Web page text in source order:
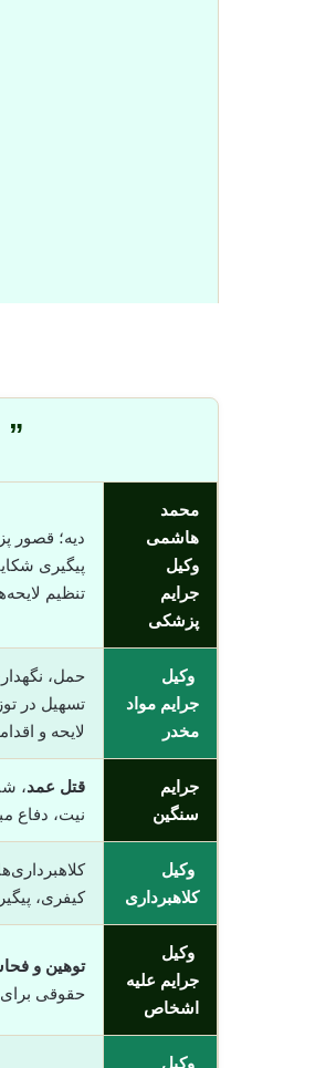
محمد
هاشمی
وکیل
جرایم
پزشکی
دیه؛ قصور
پیگیری
تنظیم
وکیل
جرایم مواد
مخدر
حمل،
تسهیل در
لایحه و
جرایم
سنگین
قتل عمد،
نیت، دفاع
وکیل
کلاهبرداری
کیفری،
وکیل
جرایم علیه
اشخاص
توهین و
حقوقی
وکیل